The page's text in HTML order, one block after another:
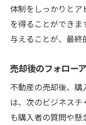
体制をしっかりと
を得ることができ
与えることが、最終
売却後のフォロー
不動産の売却後、購
は、次のビジネス
も購入者の質問や